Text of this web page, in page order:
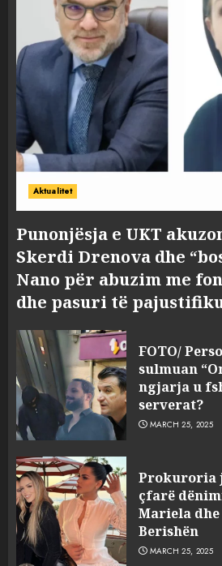
Aktualitet
Punonjësja e UKT
Skerdi Drenova dhe
Nano për abuzim me
dhe pasuri të
FOTO/
sulmuan
ngjarja u
serverat?
MARCH 25, 2025
Prokuroria
çfarë
Mariela
Berishën
MARCH 25, 2025